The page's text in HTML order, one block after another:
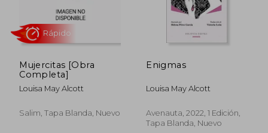
Mujercitas [Obra
Completa]
Louisa May Alcott
Salim, Tapa Blanda, Nuevo
Enigmas
Louisa May Alcott
Avenauta, 2022, 1 Edición,
Tapa Blanda, Nuevo